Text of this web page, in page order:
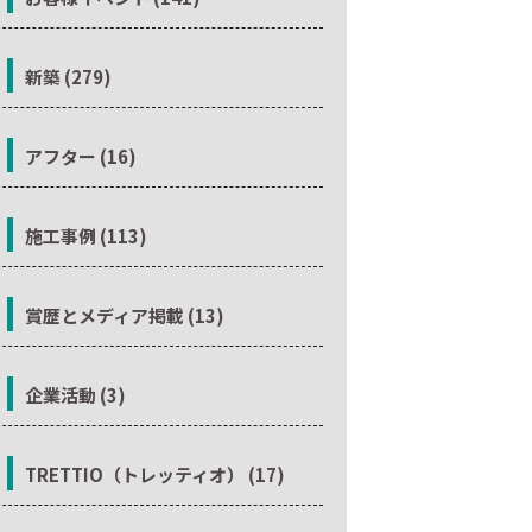
新築 (279)
アフター (16)
施工事例 (113)
賞歴とメディア掲載 (13)
企業活動 (3)
TRETTIO（トレッティオ） (17)